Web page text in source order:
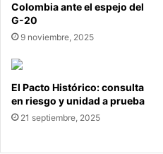
Colombia ante el espejo del
G-20
9 noviembre, 2025
El Pacto Histórico: consulta
en riesgo y unidad a prueba
21 septiembre, 2025